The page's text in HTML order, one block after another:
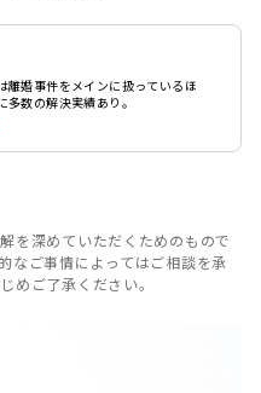
離婚事件をメインに扱っているほ
数の解決実績あり。
を深めていただくためのもので
なご事情によってはご相談を承
めご了承ください。